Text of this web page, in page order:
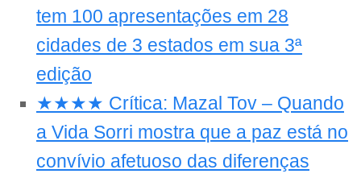
tem 100 apresentações em 28
cidades de 3 estados em sua 3ª
edição
★★★★ Crítica: Mazal Tov – Quando
a Vida Sorri mostra que a paz está no
convívio afetuoso das diferenças